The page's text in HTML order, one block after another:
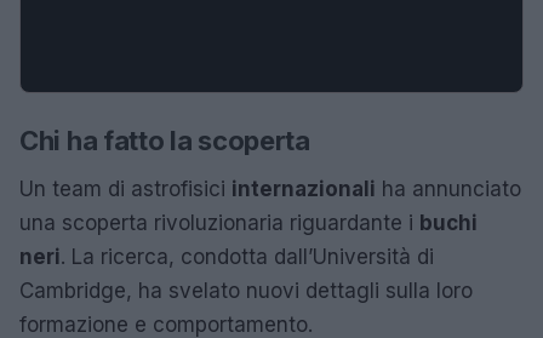
Chi ha fatto la scoperta
Un team di astrofisici internazionali ha annunciato
una scoperta rivoluzionaria riguardante i buchi
neri. La ricerca, condotta dall’Università di
Cambridge, ha svelato nuovi dettagli sulla loro
formazione e comportamento.